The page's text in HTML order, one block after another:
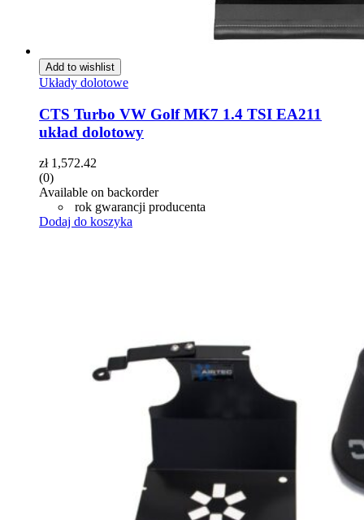
Add to wishlist
Układy dolotowe
CTS Turbo VW Golf MK7 1.4 TSI EA211
układ dolotowy
zł1,572.42
(0)
Available on backorder
rok gwarancji producenta
Dodaj do koszyka